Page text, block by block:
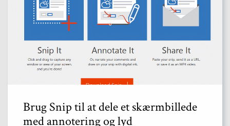
Brug Snip til at dele et skærmbillede
med annotering og lyd